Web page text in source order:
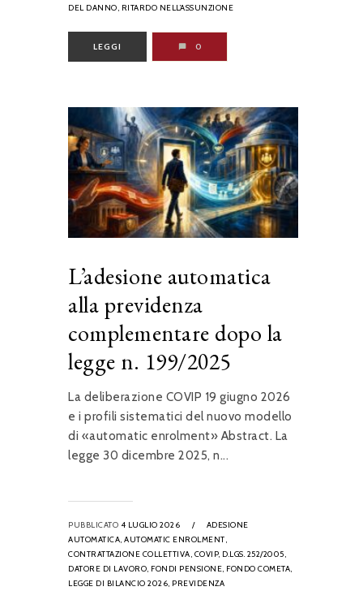
DEL DANNO, RITARDO NELL’ASSUNZIONE
LEGGI 0
L’adesione automatica
alla previdenza
complementare dopo la
legge n. 199/2025
La deliberazione COVIP 19 giugno 2026
e i profili sistematici del nuovo modello
di «automatic enrolment» Abstract. La
legge 30 dicembre 2025, n...
PUBBLICATO 4 LUGLIO 2026 /
ADESIONE
AUTOMATICA, AUTOMATIC ENROLMENT,
CONTRATTAZIONE COLLETTIVA, COVIP, D.LGS. 252/2005,
DATORE DI LAVORO, FONDI PENSIONE, FONDO COMETA,
LEGGE DI BILANCIO 2026, PREVIDENZA